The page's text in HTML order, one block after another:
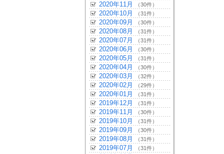
2020年11月 （30件）
2020年10月 （31件）
2020年09月 （30件）
2020年08月 （31件）
2020年07月 （31件）
2020年06月 （30件）
2020年05月 （31件）
2020年04月 （30件）
2020年03月 （32件）
2020年02月 （29件）
2020年01月 （31件）
2019年12月 （31件）
2019年11月 （30件）
2019年10月 （31件）
2019年09月 （30件）
2019年08月 （31件）
2019年07月 （31件）